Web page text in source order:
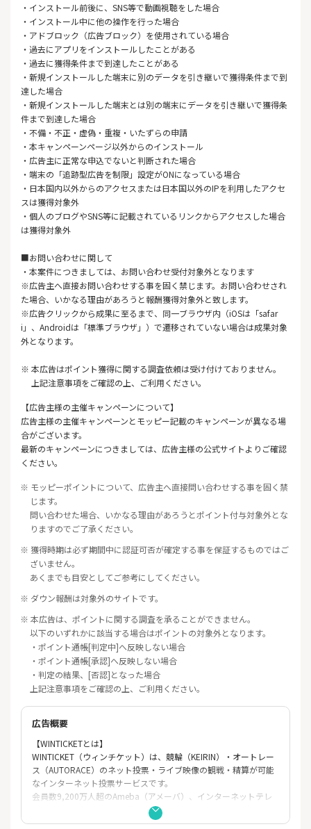
・インストール前後に、SNS等で動画視聴をした場合
・インストール中に他の操作を行った場合
・アドブロック（広告ブロック）を使用されている場合
・過去にアプリをインストールしたことがある
・過去に獲得条件まで到達したことがある
・新規インストールした端末に別のデータを引き継いで獲得条件まで到
達した場合
・新規インストールした端末とは別の端末にデータを引き継いで獲得条
件まで到達した場合
・不備・不正・虚偽・重複・いたずらの申請
・本キャンペーンページ以外からのインストール
・広告主に正常な申込でないと判断された場合
・端末の「追跡型広告を制限」設定がONになっている場合
・日本国内以外からのアクセスまたは日本国以外のIPを利用したアクセ
スは獲得対象外
・個人のブログやSNS等に記載されているリンクからアクセスした場合
は獲得対象外
■お問い合わせに関して
・本案件につきましては、お問い合わせ受付対象外となります
※広告主へ直接お問い合わせする事を固く禁じます。お問い合わせされ
た場合、いかなる理由があろうと報酬獲得対象外と致します。
※広告クリックから成果に至るまで、同一ブラウザ内（iOSは「safar
i」、Androidは「標準ブラウザ」）で遷移されていない場合は成果対象
外となります。
※ 本広告はポイント獲得に関する調査依頼は受け付けておりません。
上記注意事項をご確認の上、ご利用ください。
【広告主様の主催キャンペーンについて】
広告主様の主催キャンペーンとモッピー記載のキャンペーンが異なる場
合がございます。
最新のキャンペーンにつきましては、広告主様の公式サイトよりご確認
ください。
※ モッピーポイントについて、広告主へ直接問い合わせする事を固く禁
じます。
問い合わせた場合、いかなる理由があろうとポイント付与対象外とな
りますのでご了承ください。
※ 獲得時期は必ず期間中に認証可否が確定する事を保証するものではご
ざいません。
あくまでも目安としてご参考にしてください。
※ ダウン報酬は対象外のサイトです。
※ 本広告は、ポイントに関する調査を承ることができません。
以下のいずれかに該当する場合はポイントの対象外となります。
・ポイント通帳[判定中]へ反映しない場合
・ポイント通帳[承認]へ反映しない場合
・判定の結果、[否認]となった場合
上記注意事項をご確認の上、ご利用ください。
広告概要
【WINTICKETとは】
WINTICKET（ウィンチケット）は、競輪（KEIRIN）・オートレー
ス（AUTORACE）のネット投票・ライブ映像の観戦・精算が可能
なインターネット投票サービスです。
会員数9,200万人超のAmeba（アメーバ）、インターネットテレ
ビ局ABEMA（アベマ）を運営するサイバーエージェントグループ
によるサービスです。